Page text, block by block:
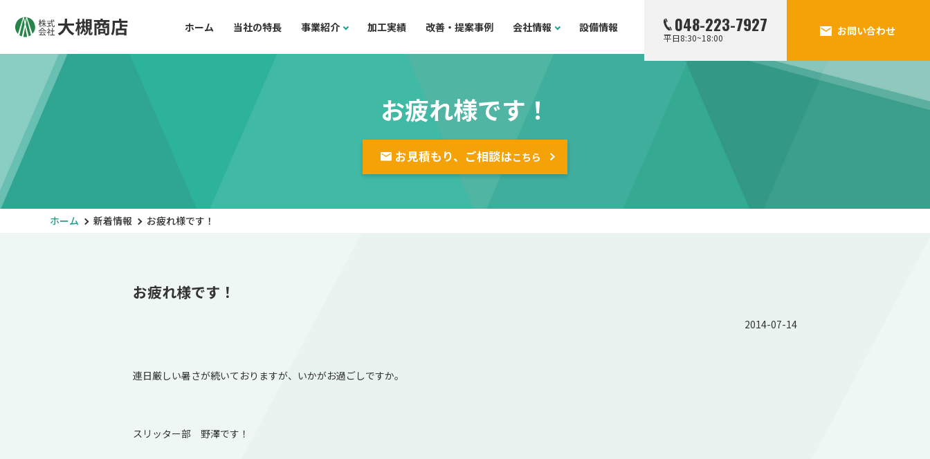
ホーム 当社の特長 事業紹介 加工実績 改善・提案事例 会社情報 設備情報 048-223-7927
平日8:30~18:00
お問い合わせ
お疲れ様です！
お見積もり、ご相談はこちら
ホーム 新着情報 お疲れ様です！
お疲れ様です！
2014-07-14
連日厳しい暑さが続いておりますが、いかがお過ごしですか。
スリッター部 野澤です！